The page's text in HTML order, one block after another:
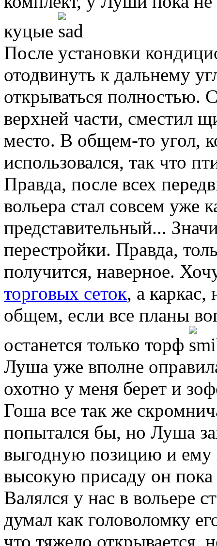
куцые
После установки
отодвинуть к дальнему
открываться полностью.
верхней части, сместил
место. В общем-то угол,
использовался, так что
Правда, после всех
вольера стал совсем уже
представительный...
перестройки. Правда,
получится, наверное.
торговых сеток, а каркас,
общем, если все планы
останется только торф
Луша уже вполне
охотно у меня берет и
Гоша все так же
попытался бы, но Луша
выгодную позицию и ему
высокую присаду он пока
Валялся у нас в вольере
думал как головоломку
что тяжело открывается,